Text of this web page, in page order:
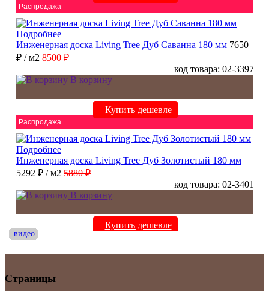
видео
видео
видео
видео
видео
видео
видео
видео
Распродажа
Подробнее
видео
Инженерная доска Living Tree Дуб Саванна 180 мм 7650
₽ / м2 8500 ₽
код товара: 02-3397
В корзину
Купить дешевле
Распродажа
Подробнее
видео
Инженерная доска Living Tree Дуб Золотистый 180 мм
5292 ₽ / м2 5880 ₽
код товара: 02-3401
В корзину
Купить дешевле
Страницы